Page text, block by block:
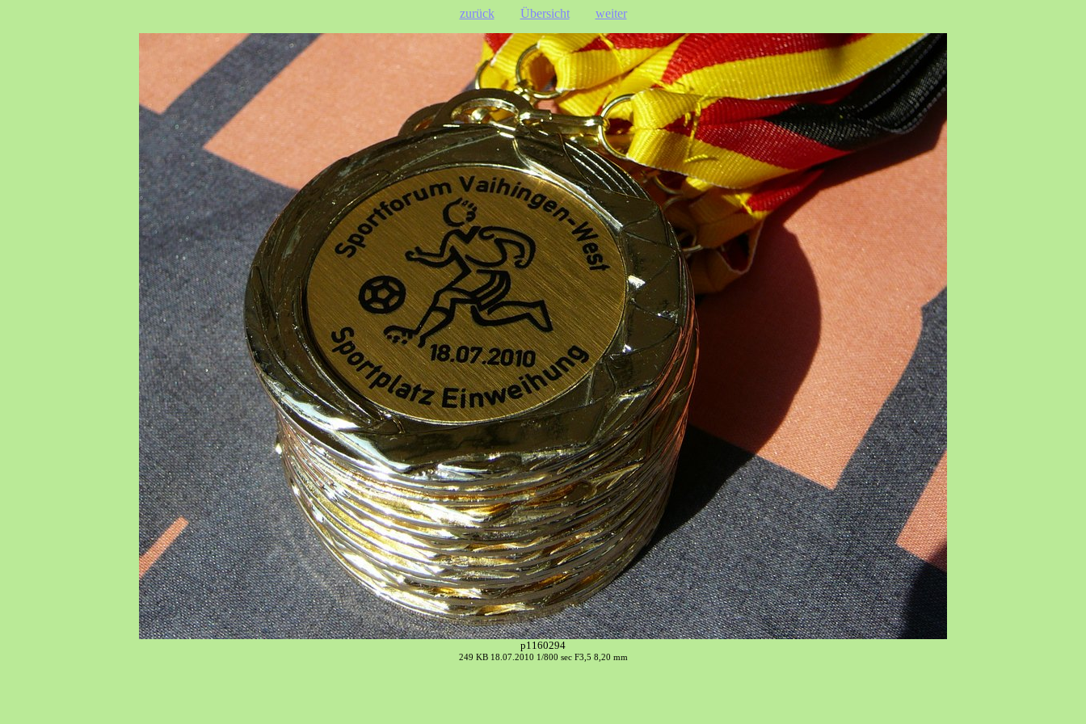
zurück Übersicht weiter
p1160294
249 KB 18.07.2010 1/800 sec F3,5 8,20 mm